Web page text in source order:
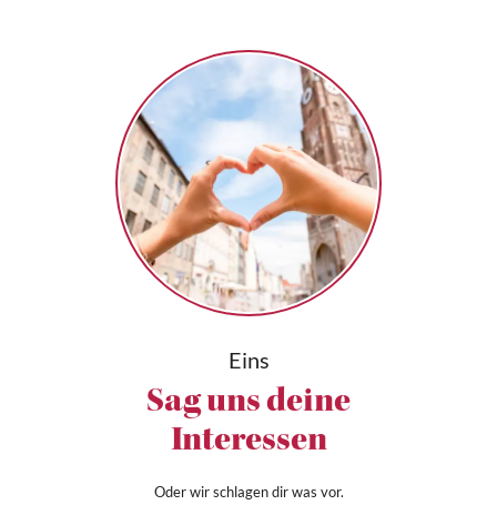
Eins
Sag uns deine
Interessen
Oder wir schlagen dir was vor.